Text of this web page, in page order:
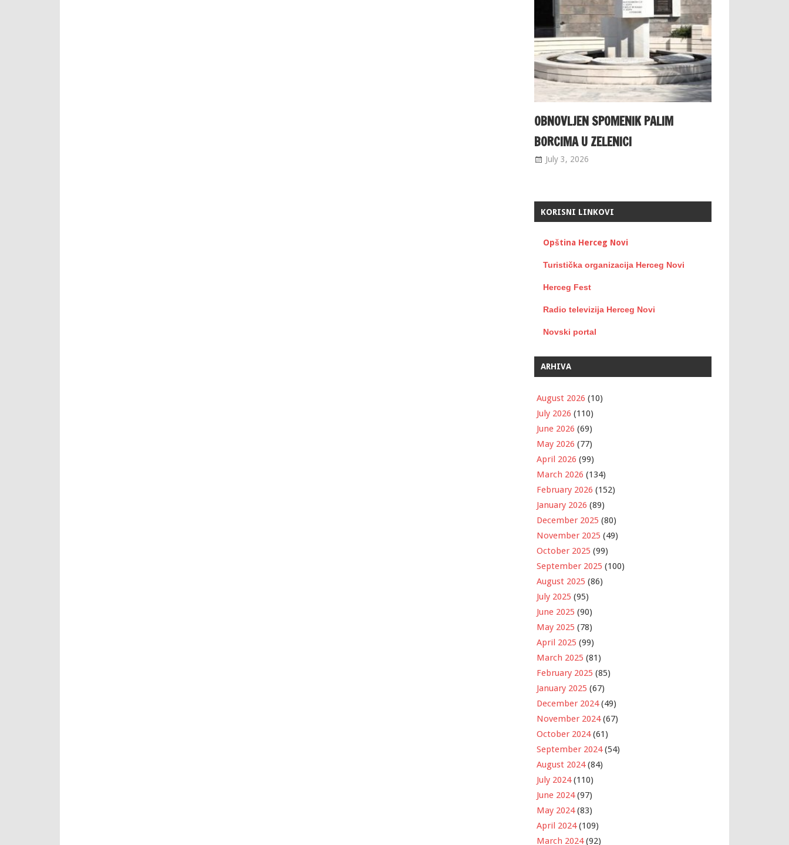
OBNOVLJEN SPOMENIK PALIM
BORCIMA U ZELENICI
July 3, 2026
KORISNI LINKOVI
Opština Herceg Novi
Turistička organizacija Herceg Novi
Herceg Fest
Radio televizija Herceg Novi
Novski portal
ARHIVA
August 2026 (10)
July 2026 (110)
June 2026 (69)
May 2026 (77)
April 2026 (99)
March 2026 (134)
February 2026 (152)
January 2026 (89)
December 2025 (80)
November 2025 (49)
October 2025 (99)
September 2025 (100)
August 2025 (86)
July 2025 (95)
June 2025 (90)
May 2025 (78)
April 2025 (99)
March 2025 (81)
February 2025 (85)
January 2025 (67)
December 2024(49)
November 2024(67)
October 2024(61)
September 2024(54)
August 2024(84)
July 2024(110)
June 2024(97)
May 2024(83)
April 2024(109)
March 2024(92)